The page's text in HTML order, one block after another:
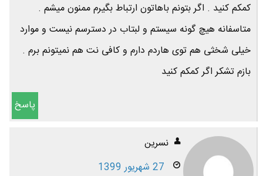
کمکم کنید . اگر بتونم باهاتون ارتباط بگیرم ممنون میشم .
متاسفانه هیچ گونه سیستم و لبتاب در دسترسم نیست و موارد
خیلی شخثی هم توی هاردم دارم و کافی نت هم نمیتونم برم .
بازم تشکر اگر کمکم کنید
پاسخ
نسرین
27 شهریور 1399